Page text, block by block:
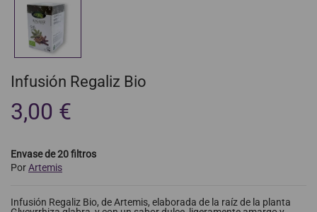
Infusión Regaliz Bio
3,00 €
Envase de 20 filtros
PorArtemis
Infusión Regaliz Bio, de Artemis, elaborada de la raíz de la planta